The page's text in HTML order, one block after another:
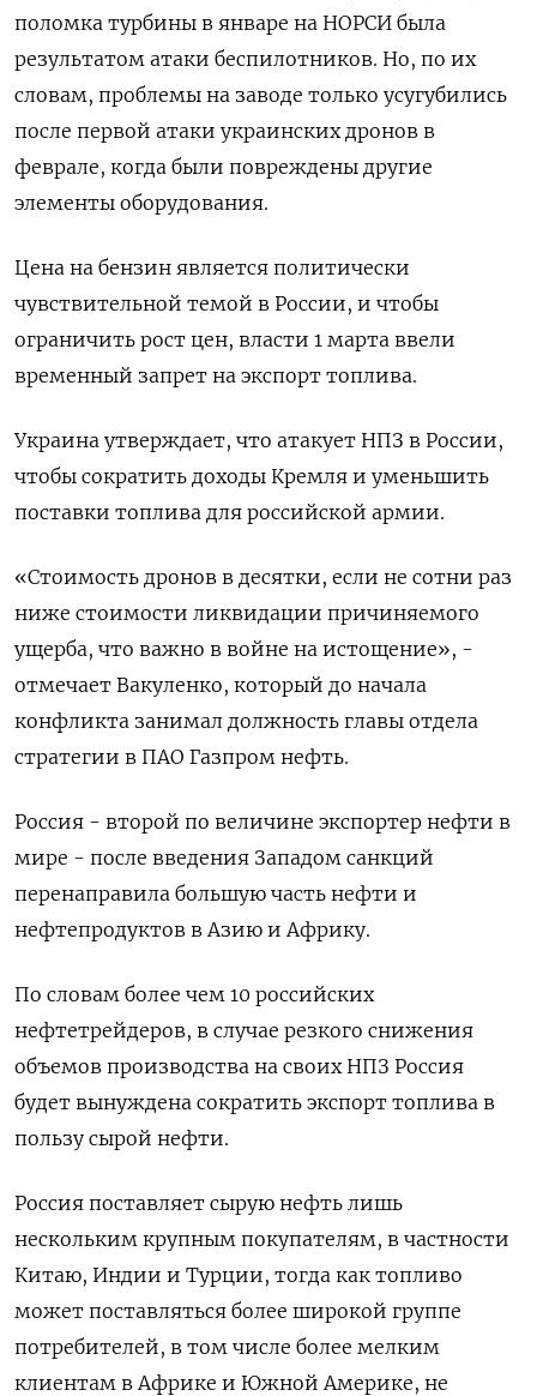
поломка турбины в январе на НОРСИ была
результатом атаки беспилотников. Но, по их
словам, проблемы на заводе только усугубились
после первой атаки украинских дронов в
феврале, когда были повреждены другие
элементы оборудования.
Цена на бензин является политически
чувствительной темой в России, и чтобы
ограничить рост цен, власти 1 марта ввели
временный запрет на экспорт топлива.
Украина утверждает, что атакует НПЗ в России,
чтобы сократить доходы Кремля и уменьшить
поставки топлива для российской армии.
«Стоимость дронов в десятки, если не сотни раз
ниже стоимости ликвидации причиняемого
ущерба, что важно в войне на истощение», -
отмечает Вакуленко, который до начала
конфликта занимал должность главы отдела
стратегии в ПАО Газпром нефть.
Россия - второй по величине экспортер нефти в
мире - после введения Западом санкций
перенаправила большую часть нефти и
нефтепродуктов в Азию и Африку.
По словам более чем 10 российских
нефтетрейдеров, в случае резкого снижения
объемов производства на своих НПЗ Россия
будет вынуждена сократить экспорт топлива в
пользу сырой нефти.
Россия поставляет сырую нефть лишь
нескольким крупным покупателям, в частности
Китаю, Индии и Турции, тогда как топливо
может поставляться более широкой группе
потребителей, в том числе более мелким
клиентам в Африке и Южной Америке, не